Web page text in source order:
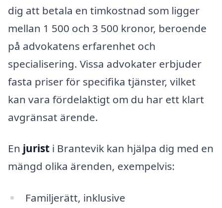
dig att betala en timkostnad som ligger
mellan 1 500 och 3 500 kronor, beroende
på advokatens erfarenhet och
specialisering. Vissa advokater erbjuder
fasta priser för specifika tjänster, vilket
kan vara fördelaktigt om du har ett klart
avgränsat ärende.
En jurist i Brantevik kan hjälpa dig med en
mängd olika ärenden, exempelvis:
Familjerätt, inklusive